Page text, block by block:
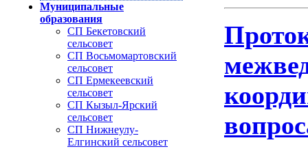
Муниципальные
образования
СП Бекетовский
сельсовет
СП Восьмомартовский
сельсовет
СП Ермекеевский
сельсовет
СП Кызыл-Ярский
сельсовет
СП Нижнеулу-
Елгинский сельсовет